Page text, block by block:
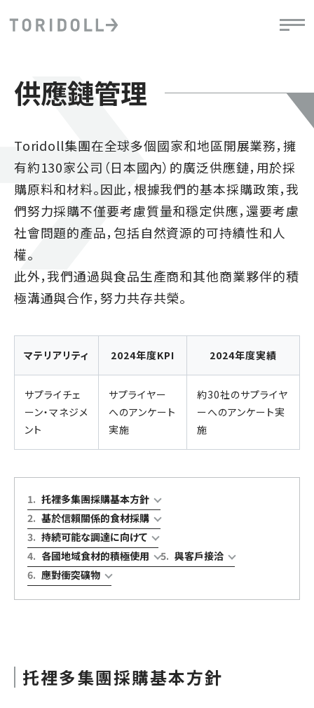
供應鏈管理
Toridoll集團在全球多個國家和地區開展業務，擁
有約130家公司（日本國內）的廣泛供應鏈，用於採
購原料和材料。因此，根據我們的基本採購政策，我
們努力採購不僅要考慮質量和穩定供應，還要考慮
社會問題的產品，包括自然資源的可持續性和人
權。
此外，我們通過與食品生產商和其他商業夥伴的積
極溝通與合作，努力共存共榮。
マテリアリティ 2024年度KPI 2024年度実績
サプライチェ
ーン・マネジメ
ント
サプライヤー
へのアンケート
実施
約30社のサプライヤ
ーへのアンケート実
施
1. 托裡多集團採購基本方針
2. 基於信賴關係的食材採購
3. 持続可能な調達に向けて
4. 各國地域食材的積極使用 5. 與客戶接洽
6. 應對衝突礦物
托裡多集團採購基本方針